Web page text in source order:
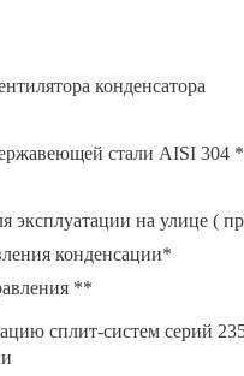
конденсатора
стали AISI 304
эксплуатации на улице (
конденсации*
**
сплит-систем серий